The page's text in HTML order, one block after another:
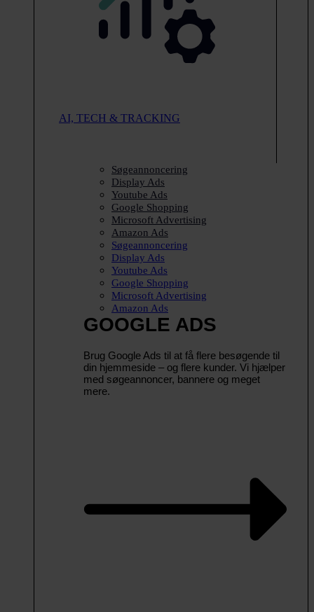
AI, TECH & TRACKING
Søgeannoncering
Display Ads
Youtube Ads
Google Shopping
Microsoft Advertising
Amazon Ads
Søgeannoncering
Display Ads
Youtube Ads
Google Shopping
Microsoft Advertising
Amazon Ads
GOOGLE ADS
Brug Google Ads til at få flere besøgende til
din hjemmeside – og flere kunder. Vi hjælper
med søgeannoncer, bannere og meget
mere.